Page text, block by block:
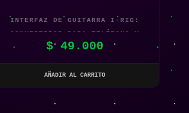
INTERFAZ DE GUITARRA I-RIG:
CONVERTIDOR PARA TELÉFONO Y
SINTONIZADOR DE AUDIO X2
$49.000
AÑADIR AL CARRITO